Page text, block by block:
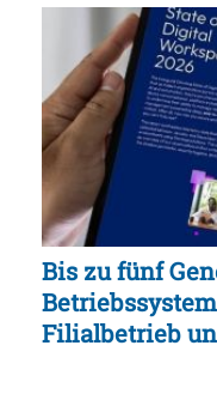
Bis zu fünf
Filialbetrieb